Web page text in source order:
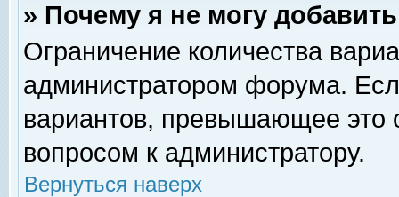
» Почему я не могу
Ограничение количества
администратором форума.
вариантов, превышающее это
вопросом к администратору.
Вернуться наверх